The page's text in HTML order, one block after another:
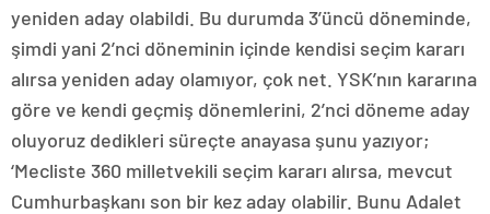
yeniden aday olabildi. Bu durumda 3’üncü döneminde,
şimdi yani 2’nci döneminin içinde kendisi seçim kararı
alırsa yeniden aday olamıyor, çok net. YSK’nın kararına
göre ve kendi geçmiş dönemlerini, 2’nci döneme aday
oluyoruz dedikleri süreçte anayasa şunu yazıyor;
‘Mecliste 360 milletvekili seçim kararı alırsa, mevcut
Cumhurbaşkanı son bir kez aday olabilir. Bunu Adalet